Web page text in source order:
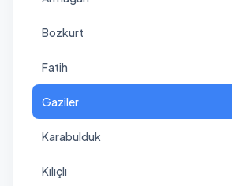
Bozkurt
Fatih
Gaziler
Karabulduk
Kılıçlı